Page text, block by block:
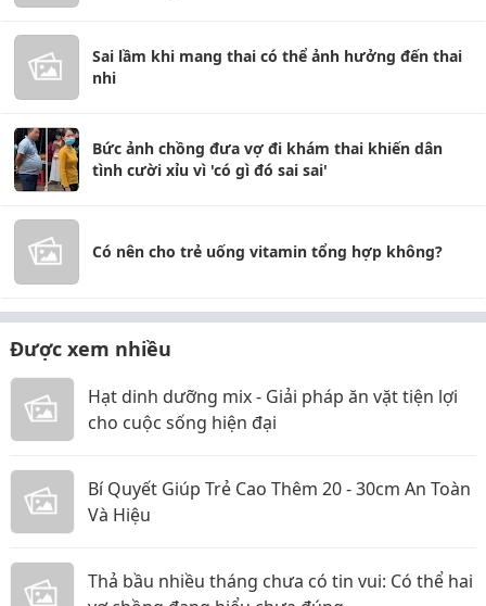
Sai lầm khi mang thai có thể ảnh hưởng đến thai
nhi
Bức ảnh chồng đưa vợ đi khám thai khiến dân
tình cười xỉu vì 'có gì đó sai sai'
Có nên cho trẻ uống vitamin tổng hợp không?
Được xem nhiều
Hạt dinh dưỡng mix - Giải pháp ăn vặt tiện lợi
cho cuộc sống hiện đại
Bí Quyết Giúp Trẻ Cao Thêm 20 - 30cm An Toàn
Và Hiệu
Thả bầu nhiều tháng chưa có tin vui: Có thể hai